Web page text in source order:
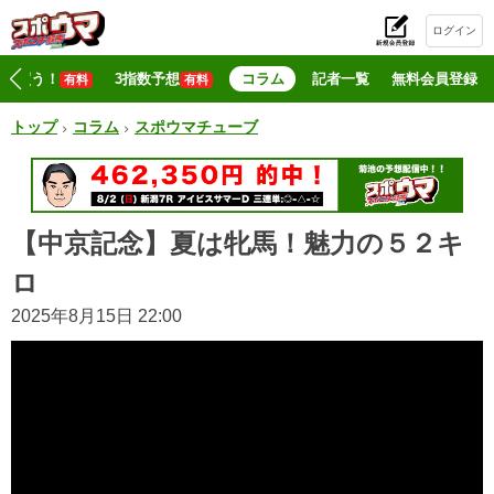
ログイン
買う！ 有料 3指数予想 有料 コラム 記者一覧 無料会員登録
トップ コラム スポウマチューブ
【中京記念】夏は牝馬！魅力の５２キ
ロ
2025年8月15日 22:00